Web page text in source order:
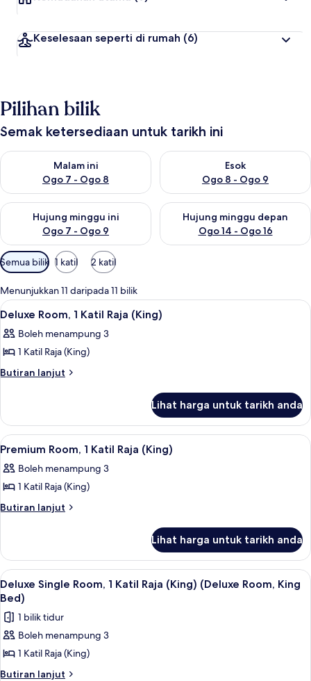
Keselesaan seperti di rumah (6)
Pilihan bilik
Semak ketersediaan untuk tarikh ini
Malam ini
Ogo 7 - Ogo 8
Semak ketersediaan untuk malam ini Ogo 7 - Ogo 8
Esok
Ogo 8 - Ogo 9
Semak ketersediaan untuk
Hujung minggu ini
Ogo 7 - Ogo 9
Semak ketersediaan untuk hujung minggu ini Ogo 7 - Ogo 9
Hujung minggu depan
Ogo 14 - Ogo 16
Semak ketersediaan untuk
Penapis
yang
tersedia
untuk
bilik
Semua bilik 1 katil 2 katil
Menunjukkan 11 daripada 11 bilik
Lihat
semua
foto
untuk
Deluxe
Katil
Raja
(King)
Deluxe Room, 1 Katil Raja (King) |
3
Deluxe Room, 1 Katil Raja (King)
Boleh menampung 3
1 Katil Raja (King)
Butiran lanjut
Butiran
Room,
Katil
(King)
Lihat harga untuk tarikh anda
Lihat
semua
foto
untuk
Premium
Katil
Raja
(King)
Premium Room, 1 Katil Raja (King) |
3
Premium Room, 1 Katil Raja (King)
Boleh menampung 3
1 Katil Raja (King)
Butiran lanjut
Butiran
Room,
Katil
Raja
(King)
Lihat harga untuk tarikh anda
Lihat
semua
foto
untuk
Deluxe
Single
Room,
Deluxe Single Room, 1 Katil Raja
7
Deluxe Single Room, 1 Katil Raja (King) (Deluxe Room, King
Bed)
1 bilik tidur
Boleh menampung 3
1 Katil Raja (King)
Butiran lanjut
Butiran